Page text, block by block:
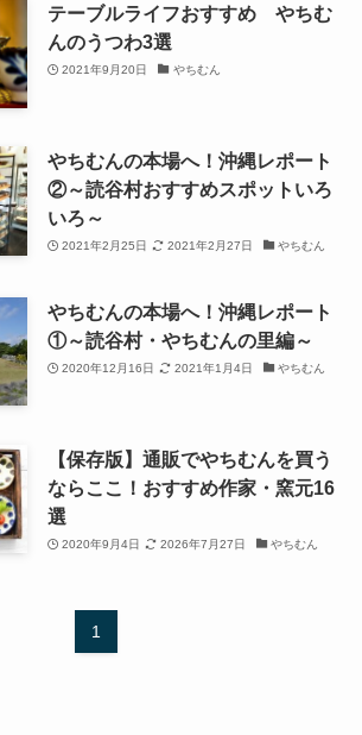
テーブルライフおすすめ やちむ
んのうつわ3選
2021年9月20日 やちむん
やちむんの本場へ！沖縄レポート
②～読谷村おすすめスポットいろ
いろ～
2021年2月25日 2021年2月27日 やちむん
やちむんの本場へ！沖縄レポート
①～読谷村・やちむんの里編～
2020年12月16日 2021年1月4日 やちむん
【保存版】通販でやちむんを買う
ならここ！おすすめ作家・窯元16
選
2020年9月4日 2026年7月27日 やちむん
1